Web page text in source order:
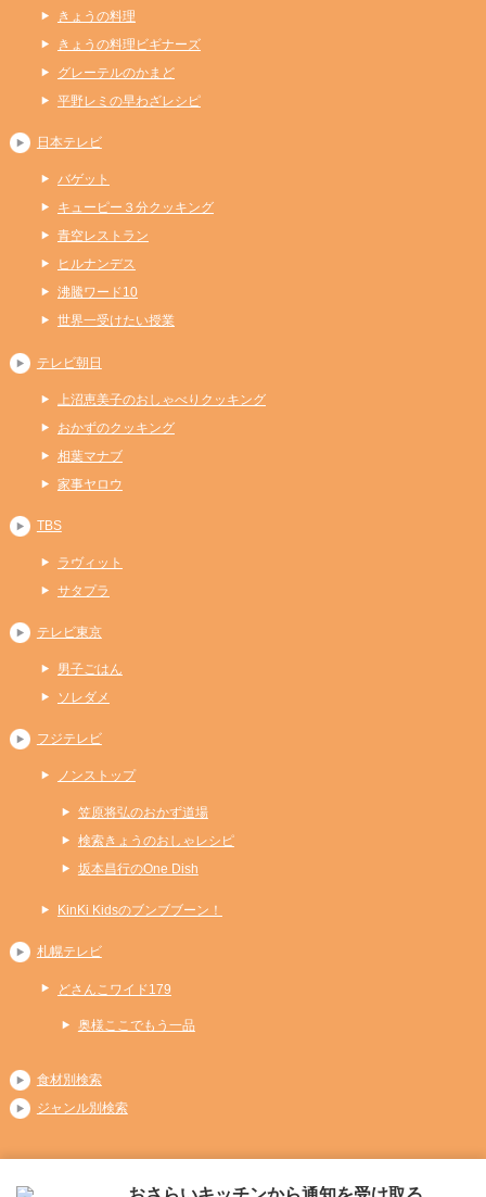
きょうの料理
きょうの料理ビギナーズ
グレーテルのかまど
平野レミの早わざレシピ
日本テレビ
バゲット
キューピー３分クッキング
青空レストラン
ヒルナンデス
沸騰ワード10
世界一受けたい授業
テレビ朝日
上沼恵美子のおしゃべりクッキング
おかずのクッキング
相葉マナブ
家事ヤロウ
TBS
ラヴィット
サタプラ
テレビ東京
男子ごはん
ソレダメ
フジテレビ
ノンストップ
笠原将弘のおかず道場
検索きょうのおしゃレシピ
坂本昌行のOne Dish
KinKi Kidsのブンブブーン！
札幌テレビ
どさんこワイド179
奥様ここでもう一品
食材別検索
ジャンル別検索